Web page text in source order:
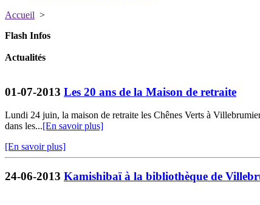
Accueil >
Flash Infos
Actualités
01-07-2013 Les 20 ans de la Maison de retraite
Lundi 24 juin, la maison de retraite les Chênes Verts à
dans les...[En savoir plus]
[En savoir plus]
24-06-2013 Kamishibaï à la bibliothèque de